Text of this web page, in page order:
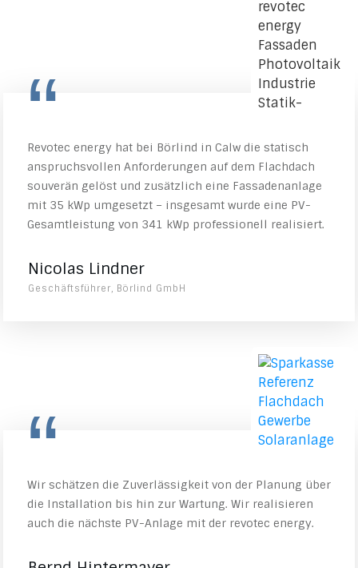
“
Revotec energy hat bei Börlind in Calw die statisch
anspruchsvollen Anforderungen auf dem Flachdach
souverän gelöst und zusätzlich eine Fassadenanlage
mit 35 kWp umgesetzt – insgesamt wurde eine PV-
Gesamtleistung von 341 kWp professionell realisiert.
Nicolas Lindner
Geschäftsführer, Börlind GmbH
“
Wir schätzen die Zuverlässigkeit von der Planung über
die Installation bis hin zur Wartung. Wir realisieren
auch die nächste PV-Anlage mit der revotec energy.